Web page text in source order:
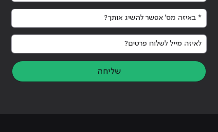
* באיזה מס' אפשר להשיג אותך?
לאיזה מייל לשלוח פרטים?
שליחה